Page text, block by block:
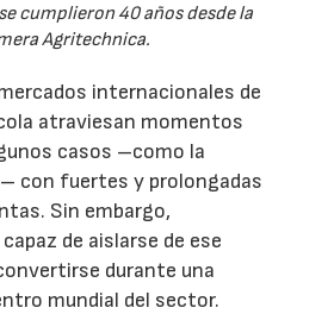
cumplieron 40 años desde la
Agritechnica.
internacionales de
atraviesan momentos
casos –como la
con fuertes y prolongadas
Sin embargo,
de aislarse de ese
durante una
mundial del sector.